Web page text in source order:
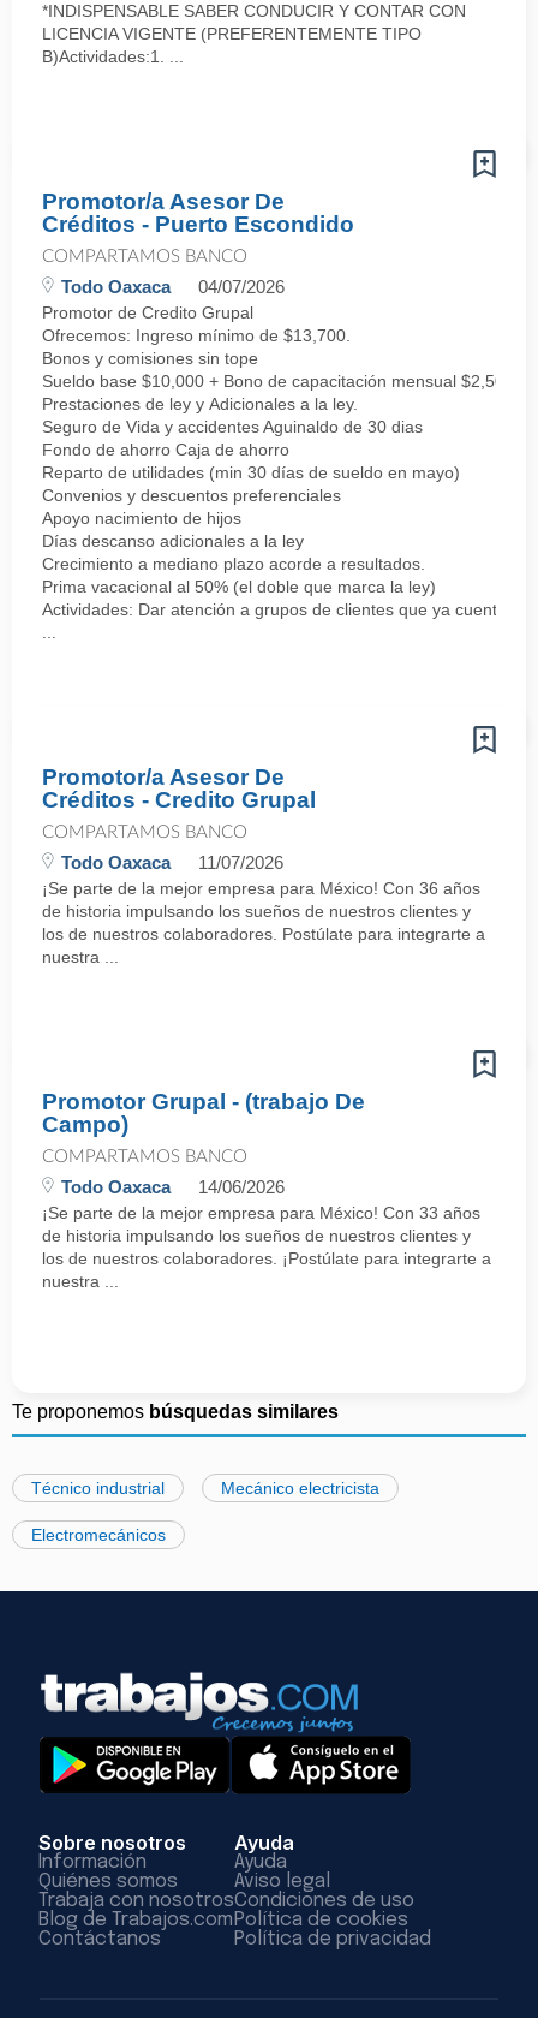
*INDISPENSABLE SABER CONDUCIR Y CONTAR CON
LICENCIA VIGENTE (PREFERENTEMENTE TIPO
B)Actividades:1. ...
Promotor/a Asesor De
Créditos - Puerto Escondido
COMPARTAMOS BANCO
Todo Oaxaca 04/07/2026
Promotor de Credito Grupal
Ofrecemos: Ingreso mínimo de $13,700.
Bonos y comisiones sin tope
Sueldo base $10,000 + Bono de capacitación mensual $2,500
Prestaciones de ley y Adicionales a la ley.
Seguro de Vida y accidentes Aguinaldo de 30 dias
Fondo de ahorro Caja de ahorro
Reparto de utilidades (min 30 días de sueldo en mayo)
Convenios y descuentos preferenciales
Apoyo nacimiento de hijos
Días descanso adicionales a la ley
Crecimiento a mediano plazo acorde a resultados.
Prima vacacional al 50% (el doble que marca la ley)
Actividades: Dar atención a grupos de clientes que ya cuentan
Promotor/a Asesor De
Créditos - Credito Grupal
COMPARTAMOS BANCO
Todo Oaxaca 11/07/2026
¡Se parte de la mejor empresa para México! Con 36 años
de historia impulsando los sueños de nuestros clientes y
los de nuestros colaboradores. Postúlate para integrarte a
nuestra ...
Promotor Grupal - (trabajo De
Campo)
COMPARTAMOS BANCO
Todo Oaxaca 14/06/2026
¡Se parte de la mejor empresa para México! Con 33 años
de historia impulsando los sueños de nuestros clientes y
los de nuestros colaboradores. ¡Postúlate para integrarte a
nuestra ...
Te proponemos búsquedas similares
Técnico industrial Mecánico electricista
Electromecánicos
Sobre nosotros
Información
Quiénes somos
Trabaja con nosotros
Blog de Trabajos.com
Contáctanos
Ayuda
Ayuda
Aviso legal
Condiciones de uso
Política de cookies
Política de privacidad